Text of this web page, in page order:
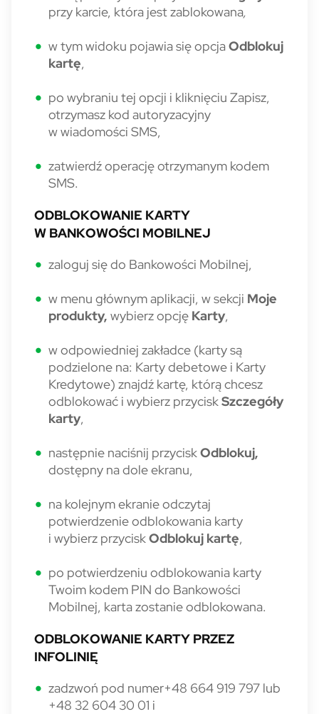
przy karcie, która jest zablokowana,
w tym widoku pojawia się opcjaOdblokuj
kartę,
po wybraniu tej opcji i kliknięciu Zapisz,
otrzymasz kod autoryzacyjny
w wiadomości SMS,
zatwierdź operację otrzymanym kodem
SMS.
ODBLOKOWANIE KARTY
W BANKOWOŚCI MOBILNEJ
zaloguj się do Bankowości Mobilnej,
w menu głównym aplikacji, w sekcji Moje
produkty, wybierz opcję Karty,
w odpowiedniej zakładce (karty są
podzielone na: Karty debetowe i Karty
Kredytowe) znajdź kartę, którą chcesz
odblokować i wybierz przyciskSzczegóły
karty,
następnie naciśnij przyciskOdblokuj,
dostępny na dole ekranu,
na kolejnym ekranie odczytaj
potwierdzenie odblokowania karty
i wybierz przyciskOdblokuj kartę,
po potwierdzeniu odblokowania karty
Twoim kodem PIN do Bankowości
Mobilnej, karta zostanie odblokowana.
ODBLOKOWANIE KARTY PRZEZ
INFOLINIĘ
zadzwoń pod numer+48 664 919 797 lub
+48 32 604 30 01 i